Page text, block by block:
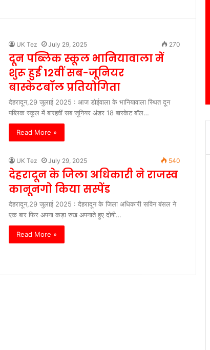
UK Tez July 29, 2025 270
दून पब्लिक स्कूल भानियावाला में
शुरू हुई 12वीं सब-जूनियर
बास्केटबॉल प्रतियोगिता
देहरादून,29 जुलाई 2025 : आज डोईवाला के भानियावाला स्थित दून
पब्लिक स्कूल में बारहवीं सब जूनियर अंडर 18 बास्केट बॉल…
Read More »
UK Tez July 29, 2025 540
देहरादून के जिला अधिकारी ने राजस्व
कानूनगो किया सस्पेंड
देहरादून,29 जुलाई 2025 : देहरादून के जिला अधिकारी सविन बंसल ने
एक बार फिर अपना कड़ा रुख अपनाते हुए दोषी…
Read More »